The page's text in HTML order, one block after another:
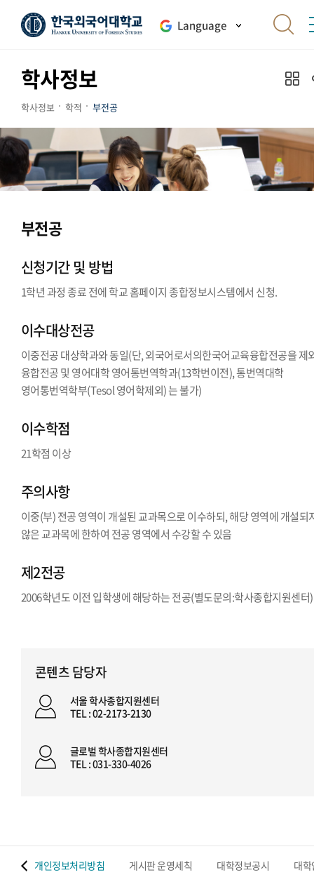
Language
학사정보
학사정보 학적 부전공
부전공
신청기간 및 방법
1학년 과정 종료 전에 학교 홈페이지 종합정보시스템에서 신청.
이수대상전공
이중전공 대상학과와 동일(단, 외국어로서의한국어교육융합전공을 제
융합전공 및 영어대학 영어통번역학과(13학번이전), 통번역대학
영어통번역학부(Tesol 영어학제외) 는 불가)
이수학점
21학점 이상
주의사항
이중(부) 전공 영역이 개설된 교과목으로 이수하되, 해당 영역에 개설되
않은 교과목에 한하여 전공 영역에서 수강할 수 있음
제2전공
2006학년도 이전 입학생에 해당하는 전공(별도문의:학사종합지원센터)
콘텐츠 담당자
서울 학사종합지원센터
TEL : 02-2173-2130
글로벌 학사종합지원센터
TEL : 031-330-4026
개인정보처리방침 게시판 운영세칙 대학정보공시 대